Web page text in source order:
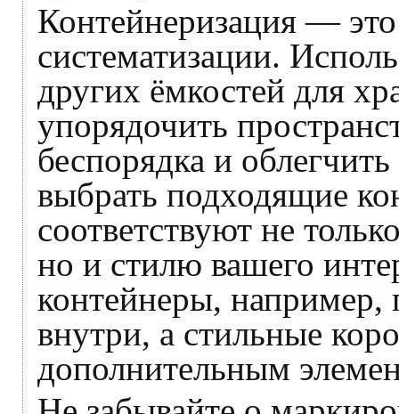
Контейнеризация —
систематизации.
других ёмкостей для
упорядочить
беспорядка и
выбрать подходящие
соответствуют не
но и стилю вашего
контейнеры, например,
внутри, а стильные
дополнительным